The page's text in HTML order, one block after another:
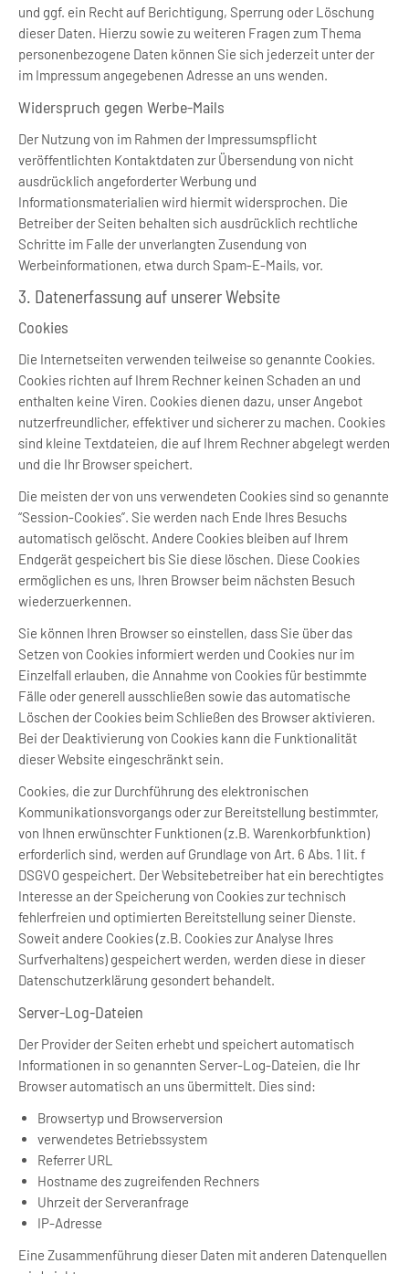
und ggf. ein Recht auf Berichtigung, Sperrung oder Löschung
dieser Daten. Hierzu sowie zu weiteren Fragen zum Thema
personenbezogene Daten können Sie sich jederzeit unter der
im Impressum angegebenen Adresse an uns wenden.
Widerspruch gegen Werbe-Mails
Der Nutzung von im Rahmen der Impressumspflicht
veröffentlichten Kontaktdaten zur Übersendung von nicht
ausdrücklich angeforderter Werbung und
Informationsmaterialien wird hiermit widersprochen. Die
Betreiber der Seiten behalten sich ausdrücklich rechtliche
Schritte im Falle der unverlangten Zusendung von
Werbeinformationen, etwa durch Spam-E-Mails, vor.
3. Datenerfassung auf unserer Website
Cookies
Die Internetseiten verwenden teilweise so genannte Cookies.
Cookies richten auf Ihrem Rechner keinen Schaden an und
enthalten keine Viren. Cookies dienen dazu, unser Angebot
nutzerfreundlicher, effektiver und sicherer zu machen. Cookies
sind kleine Textdateien, die auf Ihrem Rechner abgelegt werden
und die Ihr Browser speichert.
Die meisten der von uns verwendeten Cookies sind so genannte
“Session-Cookies”. Sie werden nach Ende Ihres Besuchs
automatisch gelöscht. Andere Cookies bleiben auf Ihrem
Endgerät gespeichert bis Sie diese löschen. Diese Cookies
ermöglichen es uns, Ihren Browser beim nächsten Besuch
wiederzuerkennen.
Sie können Ihren Browser so einstellen, dass Sie über das
Setzen von Cookies informiert werden und Cookies nur im
Einzelfall erlauben, die Annahme von Cookies für bestimmte
Fälle oder generell ausschließen sowie das automatische
Löschen der Cookies beim Schließen des Browser aktivieren.
Bei der Deaktivierung von Cookies kann die Funktionalität
dieser Website eingeschränkt sein.
Cookies, die zur Durchführung des elektronischen
Kommunikationsvorgangs oder zur Bereitstellung bestimmter,
von Ihnen erwünschter Funktionen (z.B. Warenkorbfunktion)
erforderlich sind, werden auf Grundlage von Art. 6 Abs. 1 lit. f
DSGVO gespeichert. Der Websitebetreiber hat ein berechtigtes
Interesse an der Speicherung von Cookies zur technisch
fehlerfreien und optimierten Bereitstellung seiner Dienste.
Soweit andere Cookies (z.B. Cookies zur Analyse Ihres
Surfverhaltens) gespeichert werden, werden diese in dieser
Datenschutzerklärung gesondert behandelt.
Server-Log-Dateien
Der Provider der Seiten erhebt und speichert automatisch
Informationen in so genannten Server-Log-Dateien, die Ihr
Browser automatisch an uns übermittelt. Dies sind:
Browsertyp und Browserversion
verwendetes Betriebssystem
Referrer URL
Hostname des zugreifenden Rechners
Uhrzeit der Serveranfrage
IP-Adresse
Eine Zusammenführung dieser Daten mit anderen Datenquellen